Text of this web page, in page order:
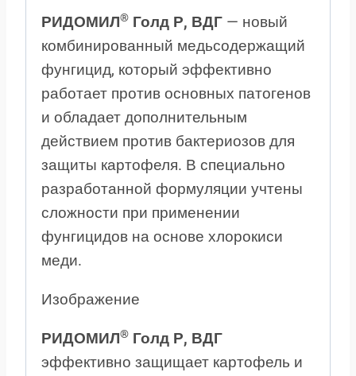
РИДОМИЛ® Голд Р, ВДГ — новый
комбинированный медьсодержащий
фунгицид, который эффективно
работает против основных патогенов
и обладает дополнительным
действием против бактериозов для
защиты картофеля. В специально
разработанной формуляции учтены
сложности при применении
фунгицидов на основе хлорокиси
меди.
Изображение
РИДОМИЛ® Голд Р, ВДГ
эффективно защищает картофель и